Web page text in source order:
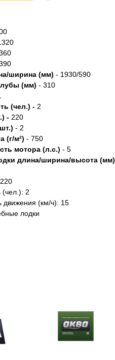
ширина (мм) - 1930/590
(мм) - 310
(чел.) - 2
- 220
- 2
(г/м²) - 750
мотора (л.с.) - 5
длина/ширина/высота (мм)
(чел.): 2
движения (км/ч): 15
лодки